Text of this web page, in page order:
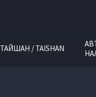
ТАЙШАН / TAISHAN